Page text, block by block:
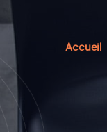
Accueil